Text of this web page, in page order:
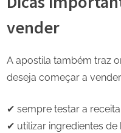
vender
A apostila também traz
deseja começar a
✔ sempre testar a
✔ utilizar ingredientes